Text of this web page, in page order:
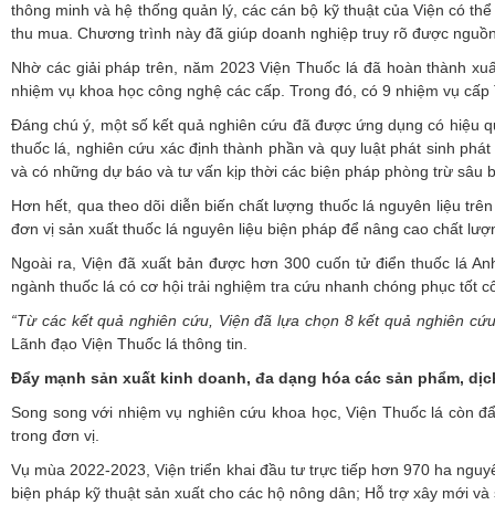
thông minh và hệ thống quản lý, các cán bộ kỹ thuật của Viện có
thu mua. Chương trình này đã giúp doanh nghiệp truy rõ được
Nhờ các giải pháp trên, năm 2023 Viện Thuốc lá đã hoàn thành
nhiệm vụ khoa học công nghệ các cấp. Trong đó, có 9 nhiệm vụ
Đáng chú ý, một số kết quả nghiên cứu đã được ứng dụng có hiệu
thuốc lá, nghiên cứu xác định thành phần và quy luật phát sinh
và có những dự báo và tư vấn kịp thời các biện pháp phòng trừ sâu
Hơn hết, qua theo dõi diễn biến chất lượng thuốc lá nguyên liệu
đơn vị sản xuất thuốc lá nguyên liệu biện pháp để nâng cao chất
Ngoài ra, Viện đã xuất bản được hơn 300 cuốn tử điển thuốc lá
ngành thuốc lá có cơ hội trải nghiệm tra cứu nhanh chóng phục tốt
“Từ các kết quả nghiên cứu, Viện đã lựa chọn 8 kết quả nghiên
Lãnh đạo Viện Thuốc lá thông tin.
Đẩy mạnh sản xuất kinh doanh, đa dạng hóa các sản phẩm,
Song song với nhiệm vụ nghiên cứu khoa học, Viện Thuốc lá còn
trong đơn vị.
Vụ mùa 2022-2023, Viện triển khai đầu tư trực tiếp hơn 970 ha
biện pháp kỹ thuật sản xuất cho các hộ nông dân; Hỗ trợ xây mới